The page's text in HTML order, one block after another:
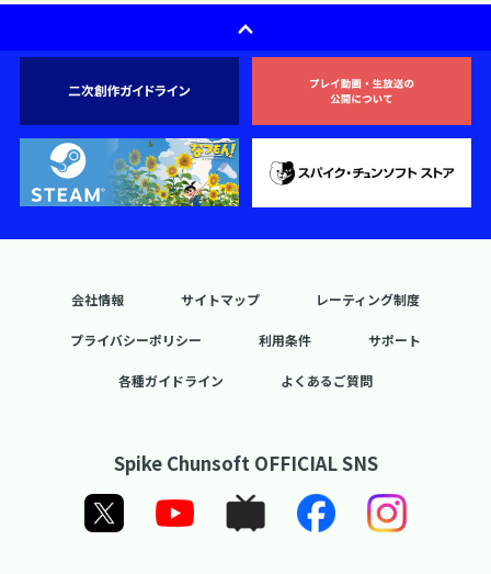
会社情報 サイトマップ レーティング制度
プライバシーポリシー 利用条件 サポート
各種ガイドライン よくあるご質問
Spike Chunsoft OFFICIAL SNS